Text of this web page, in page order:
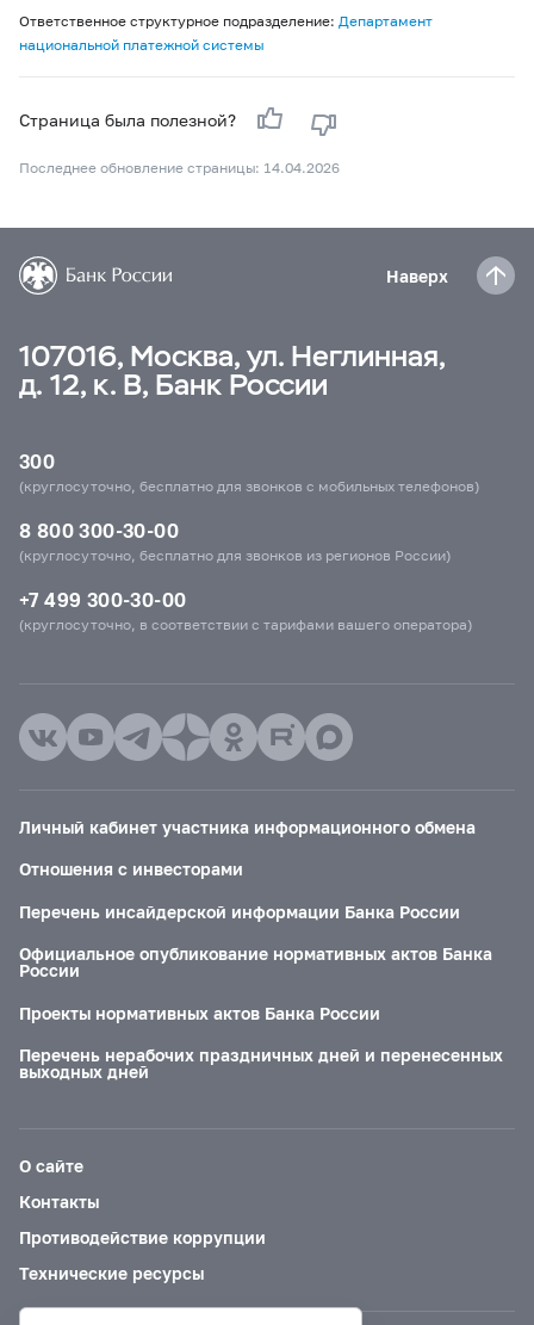
Ответственное структурное подразделение: Департамент
национальной платежной системы
Страница была полезной?
Последнее обновление страницы: 14.04.2026
Наверх
107016, Москва, ул. Неглинная,
д. 12, к. В, Банк России
300
(круглосуточно, бесплатно для звонков с мобильных телефонов)
8 800 300-30-00
(круглосуточно, бесплатно для звонков из регионов России)
+7 499 300-30-00
(круглосуточно, в соответствии с тарифами вашего оператора)
Личный кабинет участника информационного обмена
Отношения с инвесторами
Перечень инсайдерской информации Банка России
Официальное опубликование нормативных актов Банка
России
Проекты нормативных актов Банка России
Перечень нерабочих праздничных дней и перенесенных
выходных дней
О сайте
Контакты
Противодействие коррупции
Технические ресурсы